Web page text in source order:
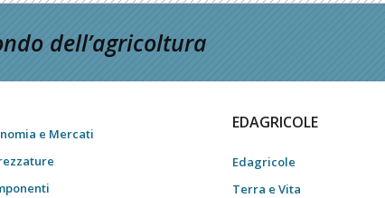
dell’agricoltura
e Mercati
EDAGRICOLE
Edagricole
Terra e Vita